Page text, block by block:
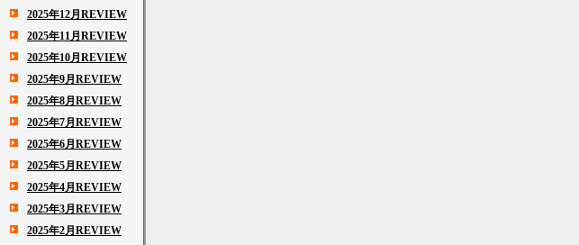
2025年12月REVIEW
2025年11月REVIEW
2025年10月REVIEW
2025年9月REVIEW
2025年8月REVIEW
2025年7月REVIEW
2025年6月REVIEW
2025年5月REVIEW
2025年4月REVIEW
2025年3月REVIEW
2025年2月REVIEW